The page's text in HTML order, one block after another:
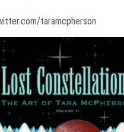
taramcpherson